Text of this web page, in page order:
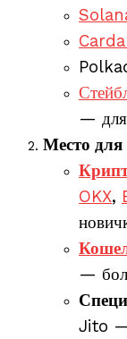
— для
Место для
OKX,
—
Jito —